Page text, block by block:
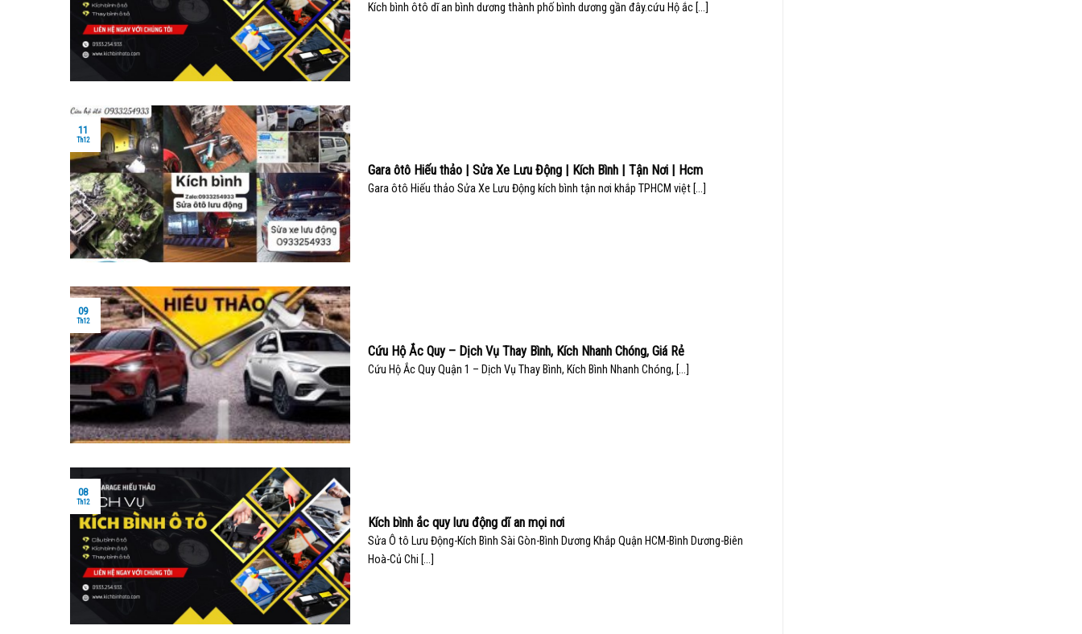
Kích bình ôtô dĩ an bình dương thành phố bình dương gần đây.cứu Hộ ắc [...]
Gara ôtô Hiếu thảo | Sửa Xe Lưu Động | Kích Bình | Tận Nơi | Hcm
Gara ôtô Hiếu thảo Sửa Xe Lưu Động kích bình tận nơi khắp TPHCM việt [...]
11
Th12
Cứu Hộ Ắc Quy – Dịch Vụ Thay Bình, Kích Nhanh Chóng, Giá Rẻ
Cứu Hộ Ắc Quy Quận 1 – Dịch Vụ Thay Bình, Kích Bình Nhanh Chóng, [...]
09
Th12
Kích bình ắc quy lưu động dĩ an mọi nơi
Sửa Ô tô Lưu Động-Kích Bình Sài Gòn-Bình Dương Khắp Quận HCM-Bình Dương-Biên
Hoà-Củ Chi [...]
08
Th12